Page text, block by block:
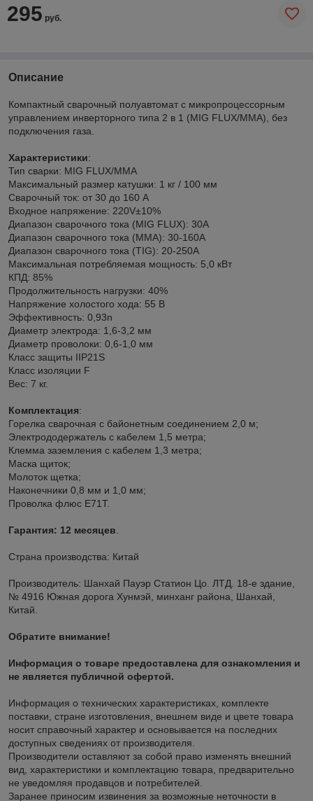
295 руб.
Описание
Компактный cварочный полуавтомат с микропроцессорным
управлением инверторного типа 2 в 1 (MIG FLUX/MMA), без
подключения газа.
Характеристики:
Тип сварки: MIG FLUX/MMA
Максимальный размер катушки: 1 кг / 100 мм
Сварочный ток: от 30 до 160 А
Входное напряжение: 220V±10%
Диапазон сварочного тока (MIG FLUX): 30А
Диапазон сварочного тока (ММА): 30-160А
Диапазон сварочного тока (TIG): 20-250А
Максимальная потребляемая мощность: 5,0 кВт
КПД: 85%
Продолжительность нагрузки: 40%
Напряжение холостого хода: 55 В
Эффективность: 0,93n
Диаметр электрода: 1,6-3,2 мм
Диаметр проволоки: 0,6-1,0 мм
Класс защиты IIP21S
Класс изоляции F
Вес: 7 кг.
Комплектация:
Горелка сварочная с байонетным соединением 2,0 м;
Электрододержатель с кабелем 1,5 метра;
Клемма заземления с кабелем 1,3 метра;
Маска щиток;
Молоток щетка;
Наконечники 0,8 мм и 1,0 мм;
Проволка флюс E71T.
Гарантия: 12 месяцев
Страна производства: Китай
Производитель: Шанхай Пауэр Статион Цо. ЛТД. 18-е здание,
№ 4916 Южная дорога Хунмэй, минханг района, Шанхай,
Китай.
Обратите внимание!
Информация о товаре предоставлена для ознакомления и
не является публичной офертой.
Информация о технических характеристиках, комплекте
поставки, стране изготовления, внешнем виде и цвете товара
носит справочный характер и основывается на последних
доступных сведениях от производителя.
Производители оставляют за собой право изменять внешний
вид, характеристики и комплектацию товара, предварительно
не уведомляя продавцов и потребителей.
Заранее приносим извинения за возможные неточности в